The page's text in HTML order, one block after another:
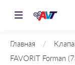
Главная /
FAVORIT Forman